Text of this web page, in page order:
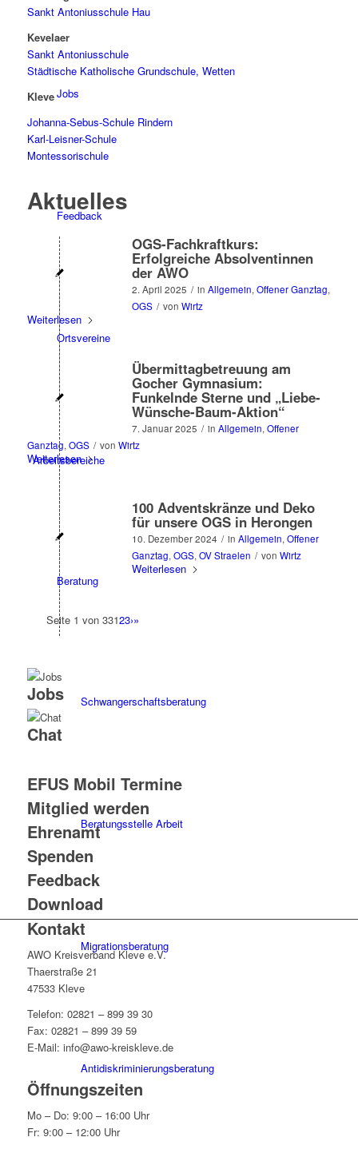
Jobs
Feedback
Ortsvereine
Arbeitsbereiche
Beratung
Schwangerschaftsberatung
Beratungsstelle Arbeit
Migrationsberatung
Antidiskriminierungsberatung
Sankt Antoniusschule Hau
Kevelaer
Sankt Antoniusschule
Städtische Katholische Grundschule, Wetten
Kleve
Johanna-Sebus-Schule Rindern
Karl-Leisner-Schule
Montessorischule
Aktuelles
OGS-Fachkraftkurs:
Erfolgreiche Absolventinnen
der AWO
2. April 2025 / in Allgemein, Offener Ganztag,
OGS / von Wirtz
Weiterlesen
Übermittagbetreuung am
Gocher Gymnasium:
Funkelnde Sterne und „Liebe-
Wünsche-Baum-Aktion“
7. Januar 2025 / in Allgemein, Offener
Ganztag, OGS / von Wirtz
Weiterlesen
100 Adventskränze und Deko
für unsere OGS in Herongen
10. Dezember 2024 / in Allgemein, Offener
Ganztag, OGS, OV Straelen / von Wirtz
Weiterlesen
Seite 1 von 33123›»
Jobs
Chat
EFUS Mobil Termine
Mitglied werden
Ehrenamt
Spenden
Feedback
Download
Kontakt
AWO Kreisverband Kleve e.V.
Thaerstraße 21
47533 Kleve
Telefon: 02821 – 899 39 30
Fax: 02821 – 899 39 59
E-Mail: info@awo-kreiskleve.de
Öffnungszeiten
Mo – Do: 9:00 – 16:00 Uhr
Fr: 9:00 – 12:00 Uhr